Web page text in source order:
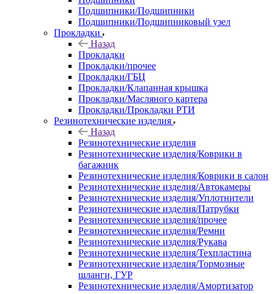
Подшипники/Подшипники
Подшипники/Подшипниковый узел
Прокладки
Назад
Прокладки
Прокладки/прочее
Прокладки/ГБЦ
Прокладки/Клапанная крышка
Прокладки/Масляного картера
Прокладки/Прокладки РТИ
Резинотехнические изделия
Назад
Резинотехнические изделия
Резинотехнические изделия/Коврики в
багажник
Резинотехнические изделия/Коврики в салон
Резинотехнические изделия/Автокамеры
Резинотехнические изделия/Уплотнители
Резинотехнические изделия/Патрубки
Резинотехнические изделия/прочее
Резинотехнические изделия/Ремни
Резинотехнические изделия/Рукава
Резинотехнические изделия/Техпластина
Резинотехнические изделия/Тормозные
шланги, ГУР
Резинотехнические изделия/Амортизатор